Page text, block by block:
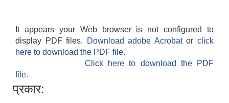
It appears your Web browser is not configured to
display PDF files.
Download adobe Acrobatorclick
here to download the PDF file.
Click here to download the PDF
file.
प्रकार: